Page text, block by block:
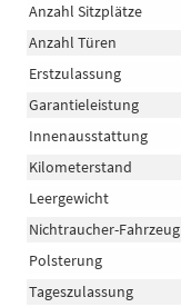
Anzahl Sitzplätze
Anzahl Türen
Erstzulassung
Garantieleistung
Innenausstattung
Kilometerstand
Leergewicht
Nichtraucher-Fahrzeug
Polsterung
Tageszulassung